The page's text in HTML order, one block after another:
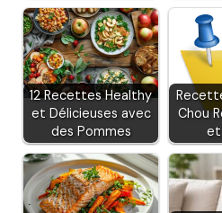
12 Recettes Healthy
et Délicieuses avec
des Pommes
Chou
et